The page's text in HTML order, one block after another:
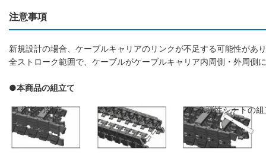
注意事項
新規設計の場合、ケーブルキャリアのリンクが不足する可能性が
全ストローク範囲で、ケーブルがケーブルキャリア内周側・外周側
●本商品の組立て
1.側板の組立 2.弾性シートの組